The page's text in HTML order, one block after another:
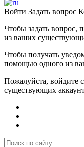
Войти Задать вопрос
Чтобы задать вопрос,
из ваших
Чтобы получать
помощью одного из
Пожалуйста, войдите
существующих